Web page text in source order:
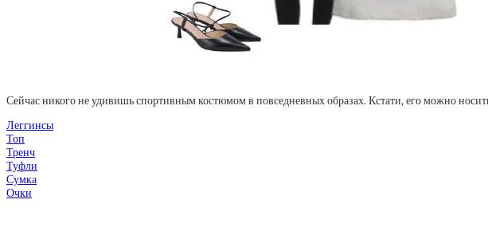
Сейчас никого не удивишь спортивным костюмом в повседневных образах. Кстати, его можно
Леггинсы
Топ
Тренч
Туфли
Сумка
Очки